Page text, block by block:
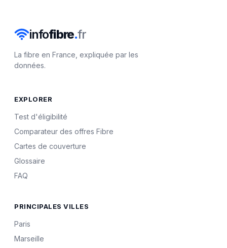
infofibre.fr
La fibre en France, expliquée par les
données.
EXPLORER
Test d'éligibilité
Comparateur des offres Fibre
Cartes de couverture
Glossaire
FAQ
PRINCIPALES VILLES
Paris
Marseille